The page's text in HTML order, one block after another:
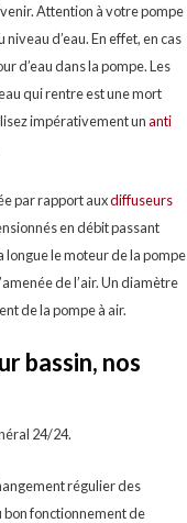
Attention à votre pompe
d’eau. En effet, en cas
d’eau dans la pompe. Les
qui rentre est une mort
impérativement unanti
par rapport auxdiffuseurs
en débit passant
le moteur de la pompe
de l’air. Un diamètre
de la pompe à air.
bassin, nos
24/24.
régulier des
bon fonctionnement de